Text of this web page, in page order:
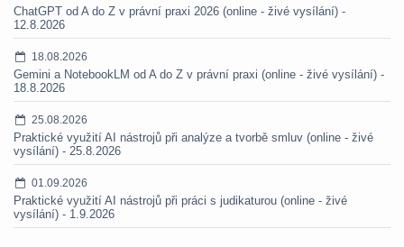
ChatGPT od A do Z v právní praxi 2026 (online - živé vysílání) -
12.8.2026
18.08.2026
Gemini a NotebookLM od A do Z v právní praxi (online - živé vysílání) -
18.8.2026
25.08.2026
Praktické využití AI nástrojů při analýze a tvorbě smluv (online - živé
vysílání) - 25.8.2026
01.09.2026
Praktické využití AI nástrojů při práci s judikaturou (online - živé
vysílání) - 1.9.2026